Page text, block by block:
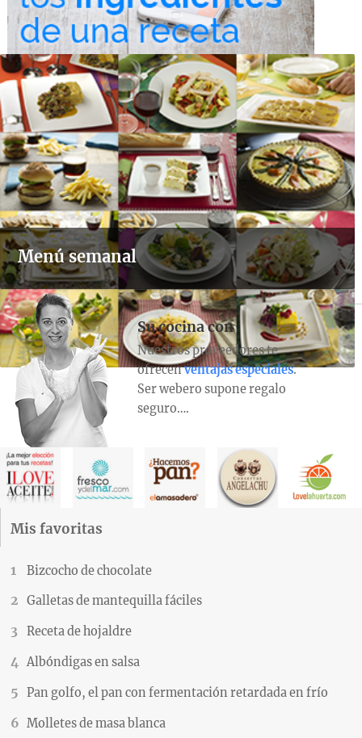
Menú semanal
Su cocina con
Nuestros proveedores te
ofrecenventajas especiales.
Ser webero supone regalo
seguro….
Mis favoritas
Bizcocho de chocolate
Galletas de mantequilla fáciles
Receta de hojaldre
Albóndigas en salsa
Pan golfo, el pan con fermentación retardada en frío
Molletes de masa blanca